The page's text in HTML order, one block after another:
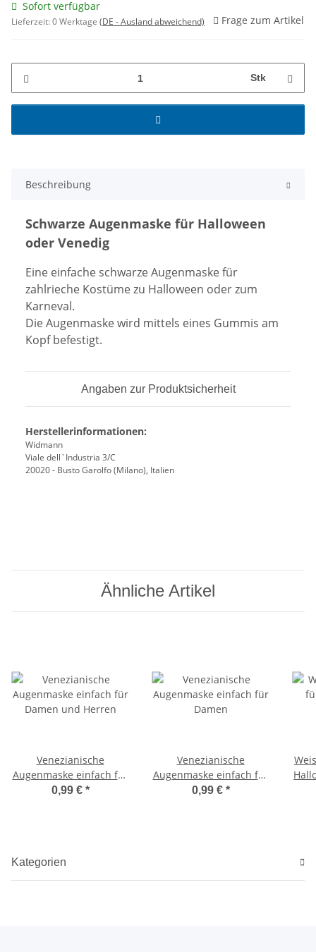
Sofort verfügbar
Lieferzeit:0 Werktage (DE - Ausland abweichend) Frage zum Artikel
Stk
Beschreibung
Schwarze Augenmaske für Halloween
oder Venedig
Eine einfache schwarze Augenmaske für
zahlrieche Kostüme zu Halloween oder zum
Karneval.
Die Augenmaske wird mittels eines Gummis am
Kopf befestigt.
Angaben zur Produktsicherheit
Herstellerinformationen:
Widmann
Viale dell`Industria 3/C
20020 - Busto Garolfo (Milano), Italien
Ähnliche Artikel
Venezianische
Augenmaske einfach für
Damen und Herren
0,99 € *
Venezianische
Augenmaske einfach für
Damen
0,99 € *
Kategorien